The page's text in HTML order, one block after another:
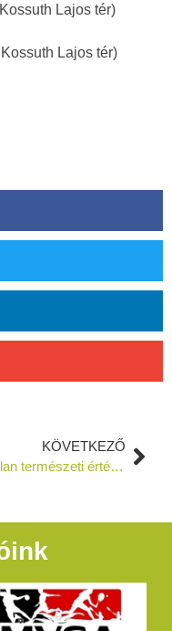
Lajos tér)
Lajos tér)
KÖVETKEZŐ
Páratlan természeti értékeket védenek Mezőtúr belvárosában